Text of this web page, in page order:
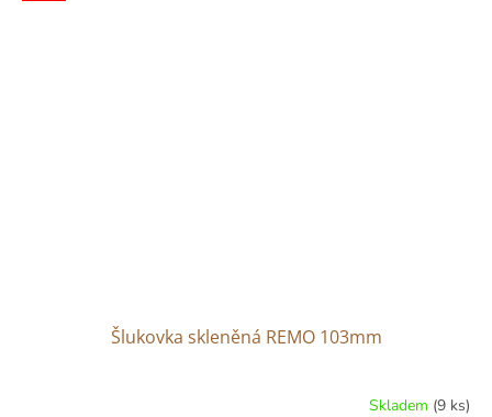
Šlukovka skleněná REMO 103mm
Skladem (9 ks)